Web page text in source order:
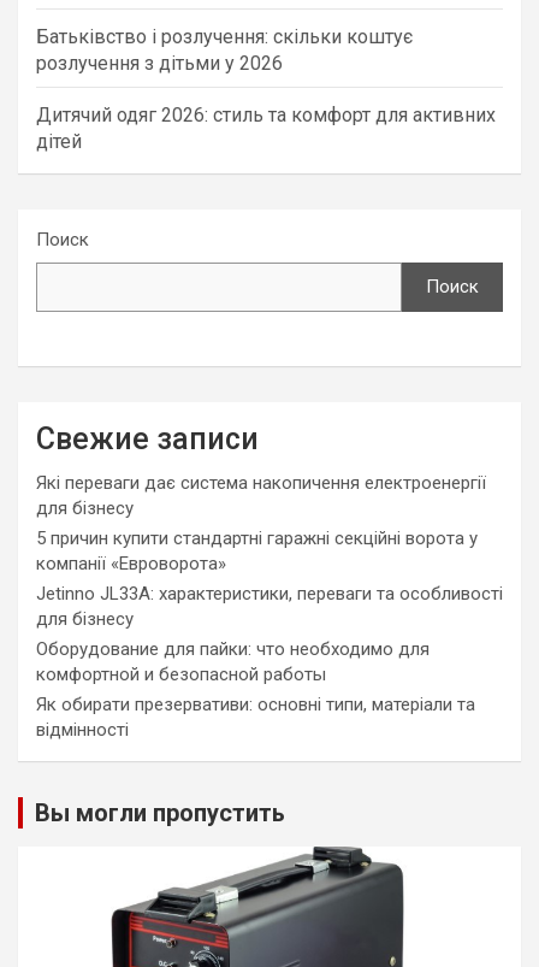
Батьківство і розлучення: скільки коштує
розлучення з дітьми у 2026
Дитячий одяг 2026: стиль та комфорт для активних
дітей
Поиск
Поиск
Свежие записи
Які переваги дає система накопичення електроенергії
для бізнесу
5 причин купити стандартні гаражні секційні ворота у
компанії «Евроворота»
Jetinno JL33A: характеристики, переваги та особливості
для бізнесу
Оборудование для пайки: что необходимо для
комфортной и безопасной работы
Як обирати презервативи: основні типи, матеріали та
відмінності
Вы могли пропустить